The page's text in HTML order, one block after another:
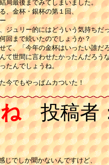
局最後までみてしまいました。
、金杯・銀杯の第１回、
ジュリー的にはどういう気持ちだ
回まで続いたのでしょうか？
て、「今年の金杯はいったい誰だ
て世間に言わせたかったんだろう
たんでしょうね。
今でもやっぱムカついた！
投稿者
じでしか聞かないんですけど、